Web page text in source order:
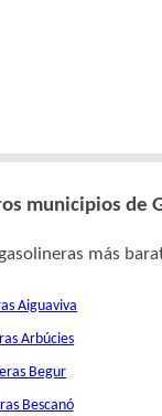
municipios de
más
Aiguaviva
Arbúcies
Begur
Bescanó